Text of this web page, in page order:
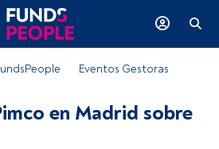
Eventos Gestoras
en Madrid sobre